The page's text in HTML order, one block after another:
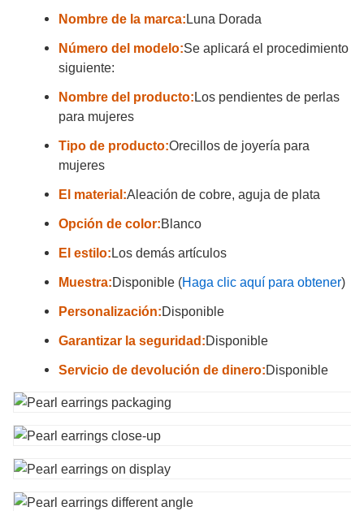
Nombre de la marca:Luna Dorada
Número del modelo:Se aplicará el procedimiento
siguiente:
Nombre del producto:Los pendientes de perlas
para mujeres
Tipo de producto:Orecillos de joyería para
mujeres
El material:Aleación de cobre, aguja de plata
Opción de color:Blanco
El estilo:Los demás artículos
Muestra:Disponible (Haga clic aquí para obtener)
Personalización:Disponible
Garantizar la seguridad:Disponible
Servicio de devolución de dinero:Disponible